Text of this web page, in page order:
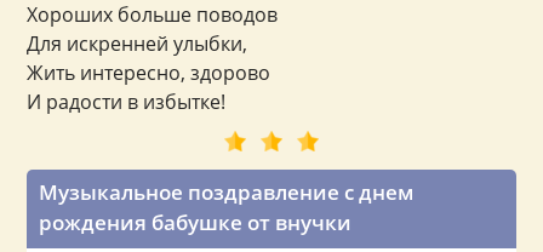
Музыкальное поздравление с днем
рождения бабушке от внучки
Хороших больше поводов
Для искренней улыбки,
Жить интересно, здорово
И радости в избытке!